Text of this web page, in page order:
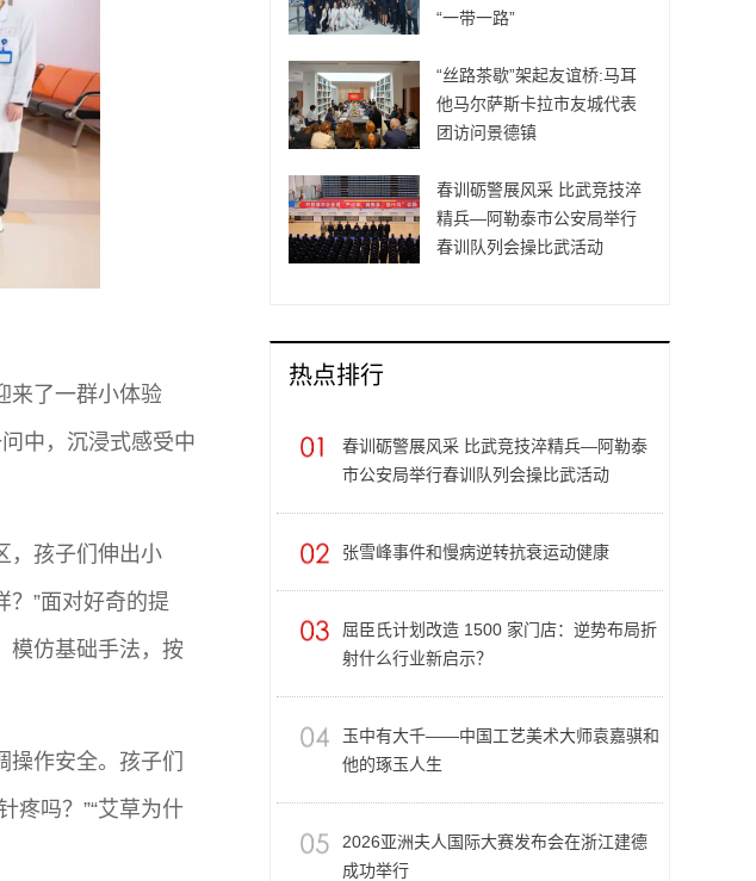
来了一群小体验
中，沉浸式感受中
，孩子们伸出小
？”面对好奇的提
模仿基础手法，按
作安全。孩子们
疼吗？”“艾草为什
“一带一路”
“丝路茶歇”架起友谊桥:马耳
他马尔萨斯卡拉市友城代表
团访问景德镇
春训砺警展风采 比武竞技淬
精兵—阿勒泰市公安局举行
春训队列会操比武活动
热点排行
春训砺警展风采 比武竞技淬精兵—阿勒泰
市公安局举行春训队列会操比武活动
张雪峰事件和慢病逆转抗衰运动健康
屈臣氏计划改造 1500 家门店：逆势布局折
射什么行业新启示？
玉中有大千——中国工艺美术大师袁嘉骐和
他的琢玉人生
​2026亚洲夫人国际大赛发布会在浙江建德
成功举行